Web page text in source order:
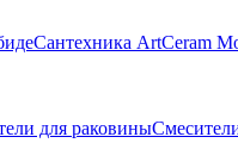
Сантехника ArtCeram
для раковины